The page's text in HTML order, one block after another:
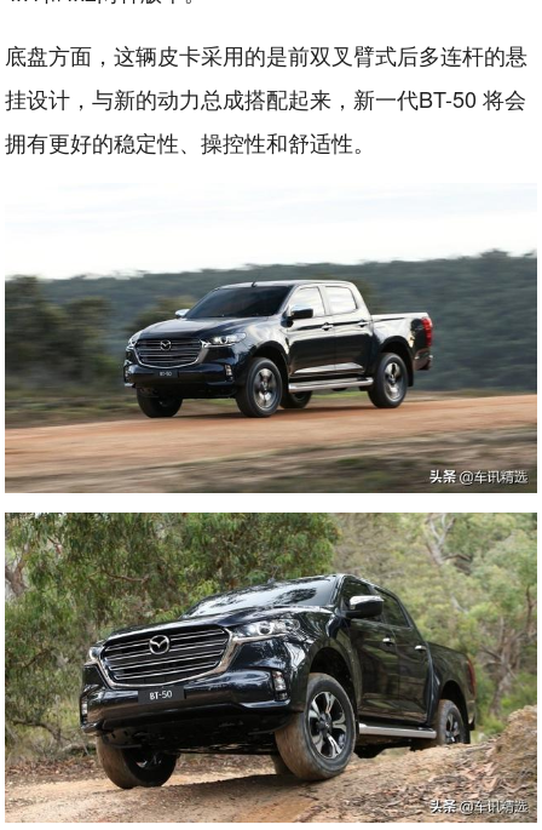
底盘方面，这辆皮卡采用的是前双叉臂式后多连杆的悬
挂设计，与新的动力总成搭配起来，新一代BT-50 将会
拥有更好的稳定性、操控性和舒适性。